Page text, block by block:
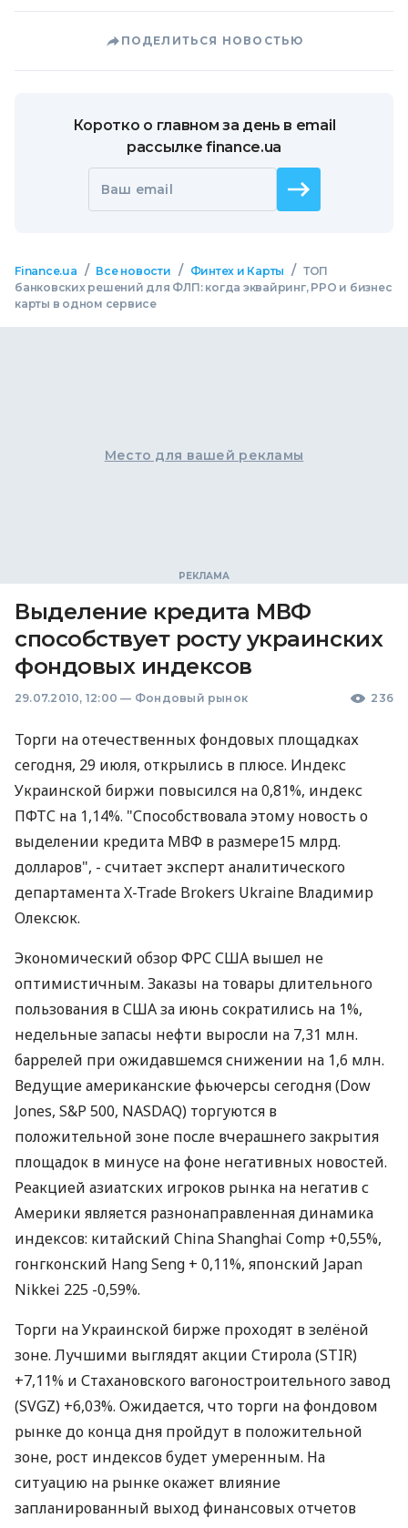
ПОДЕЛИТЬСЯ НОВОСТЬЮ
Коротко о главном за день в email
рассылке finance.ua
Ваш email
Finance.ua / Все новости / Финтех и Карты / ТОП
банковских решений для ФЛП: когда эквайринг, РРО и бизнес
карты в одном сервисе
Место для вашей рекламы
Выделение кредита МВФ
способствует росту украинских
фондовых индексов
29.07.2010, 12:00 — Фондовый рынок 236
Торги на отечественных фондовых площадках
сегодня, 29 июля, открылись в плюсе. Индекс
Украинской биржи повысился на 0,81%, индекс
ПФТС на 1,14%. "Способствовала этому новость о
выделении кредита МВФ в размере15 млрд.
долларов", - считает эксперт аналитического
департамента X-Trade Brokers Ukraine Владимир
Олексюк.
Экономический обзор ФРС США вышел не
оптимистичным. Заказы на товары длительного
пользования в США за июнь сократились на 1%,
недельные запасы нефти выросли на 7,31 млн.
баррелей при ожидавшемся снижении на 1,6 млн.
Ведущие американские фьючерсы сегодня (Dow
Jones, S&P 500, NASDAQ) торгуются в
положительной зоне после вчерашнего закрытия
площадок в минусе на фоне негативных новостей.
Реакцией азиатских игроков рынка на негатив с
Америки является разнонаправленная динамика
индексов: китайский China Shanghai Comp +0,55%,
гонгконский Hang Seng + 0,11%, японский Japan
Nikkei 225 -0,59%.
Торги на Украинской бирже проходят в зелёной
зоне. Лучшими выглядят акции Стирола (STIR)
+7,11% и Стахановского вагоностроительного завод
(SVGZ) +6,03%. Ожидается, что торги на фондовом
рынке до конца дня пройдут в положительной
зоне, рост индексов будет умеренным. На
ситуацию на рынке окажет влияние
запланированный выход финансовых отчетов